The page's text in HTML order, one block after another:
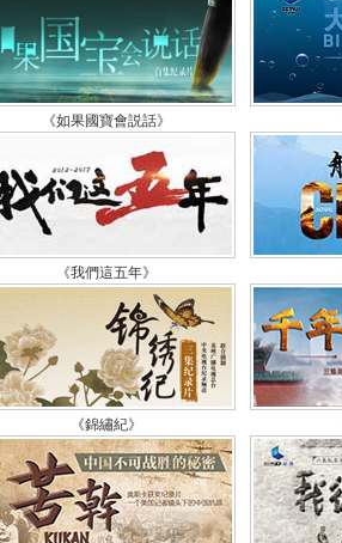
《如果國寶會説話》
《我們這五年》
《錦繡紀》